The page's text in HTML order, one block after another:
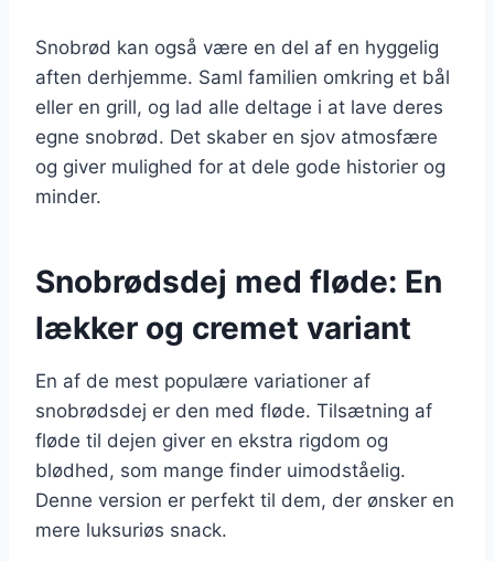
Snobrød kan også være en del af en hyggelig
aften derhjemme. Saml familien omkring et bål
eller en grill, og lad alle deltage i at lave deres
egne snobrød. Det skaber en sjov atmosfære
og giver mulighed for at dele gode historier og
minder.
Snobrødsdej med fløde: En
lækker og cremet variant
En af de mest populære variationer af
snobrødsdej er den med fløde. Tilsætning af
fløde til dejen giver en ekstra rigdom og
blødhed, som mange finder uimodståelig.
Denne version er perfekt til dem, der ønsker en
mere luksuriøs snack.